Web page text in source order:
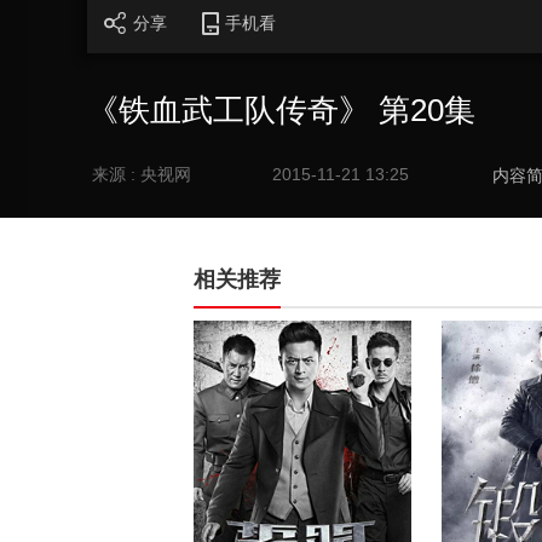
分享 手机看
《铁血武工队传奇》 第20集
来源 : 央视网 2015-11-21 13:25 内容
相关推荐